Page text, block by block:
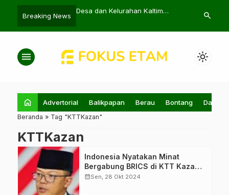
Breaking News
Kaltim Tingkatkan
Desa dan Kelurahan Kaltim
Nasional
Brimob
search
menu light_mode
home Advertorial Balikpapan Berau Bontang Daerah
Beranda » Tag "KTTKazan"
KTTKazan
Menteri Luar
Negeri, Sugiono
menyampaikan
pernyataan
Indonesia Nyatakan Minat
Bergabung BRICS di KTT Kazan
2024
calendar_monthSen, 28 Okt 2024